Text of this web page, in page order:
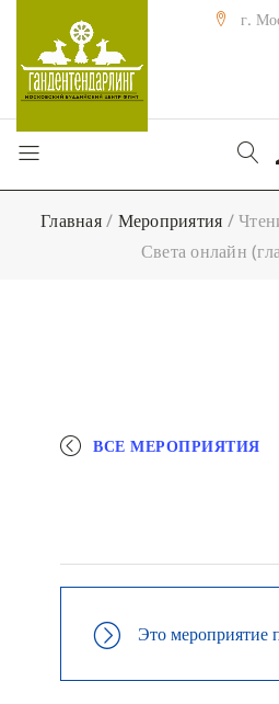
г.
Главная/ Мероприятия /
Света онлайн
ВСЕ МЕРОПРИЯТИЯ
Это мероприятие